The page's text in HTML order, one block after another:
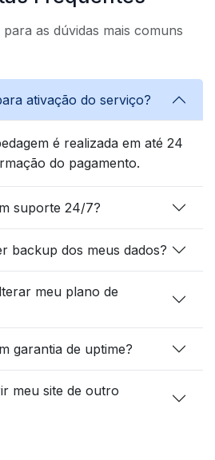
as dúvidas mais comuns
ativação do serviço?
é realizada em até 24
do pagamento.
suporte 24/7?
backup dos meus dados?
meu plano de
garantia de uptime?
meu site de outro